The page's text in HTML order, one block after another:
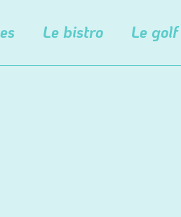
Le bistro Le